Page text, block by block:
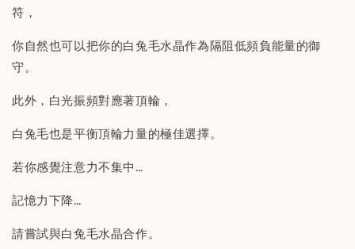
符，
你自然也可以把你的白兔毛水晶作為隔阻低頻負能量的御
守。
此外，白光振頻對應著頂輪，
白兔毛也是平衡頂輪力量的極佳選擇。
若你感覺注意力不集中…
記憶力下降…
請嘗試與白兔毛水晶合作。